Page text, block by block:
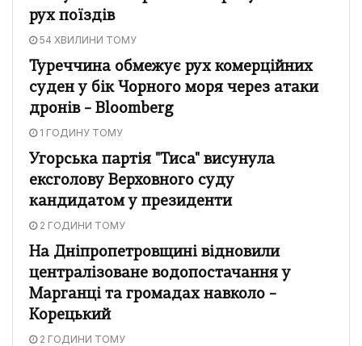
рух поїздів
54 ХВИЛИНИ ТОМУ
Туреччина обмежує рух комерційних
суден у бік Чорного моря через атаки
дронів – Bloomberg
1 ГОДИНУ ТОМУ
Угорська партія "Тиса" висунула
ексголову Верховного суду
кандидатом у президенти
2 ГОДИНИ ТОМУ
На Дніпропетровщині відновили
централізоване водопостачання у
Марганці та громадах навколо –
Корецький
2 ГОДИНИ ТОМУ